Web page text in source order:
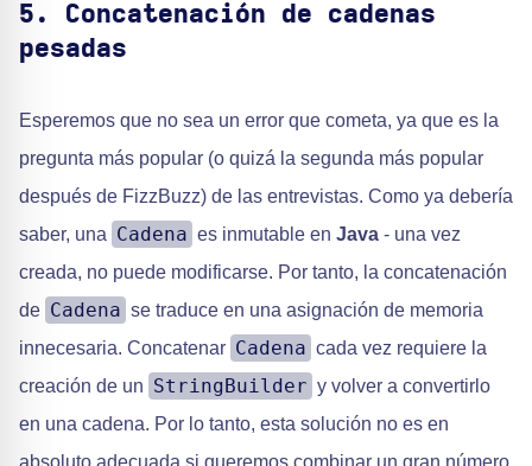
5. Concatenación de cadenas
pesadas
Esperemos que no sea un error que cometa, ya que es la
pregunta más popular (o quizá la segunda más popular
después de FizzBuzz) de las entrevistas. Como ya debería
saber, una Cadena es inmutable en Java - una vez
creada, no puede modificarse. Por tanto, la concatenación
de Cadena se traduce en una asignación de memoria
innecesaria. Concatenar Cadena cada vez requiere la
creación de un StringBuilder y volver a convertirlo
en una cadena. Por lo tanto, esta solución no es en
absoluto adecuada si queremos combinar un gran número